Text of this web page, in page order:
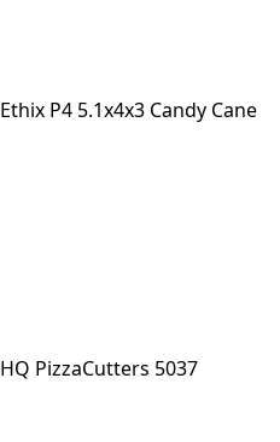
Ethix P4 5.1x4x3 Candy Cane
HQ PizzaCutters 5037